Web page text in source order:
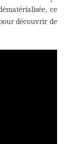
ce
découvrir de